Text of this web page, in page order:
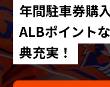
年間駐車券購
ALBポイント
典充実！